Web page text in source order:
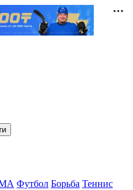
Футбол Борьба Теннис